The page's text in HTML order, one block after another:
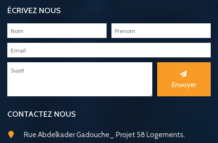
ÉCRIVEZ NOUS
Envoyer
CONTACTEZ NOUS
Rue Abdelkader Gadouche_ Projet 58 Logements,